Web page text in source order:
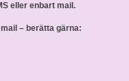
eller enbart mail.
– berätta gärna: